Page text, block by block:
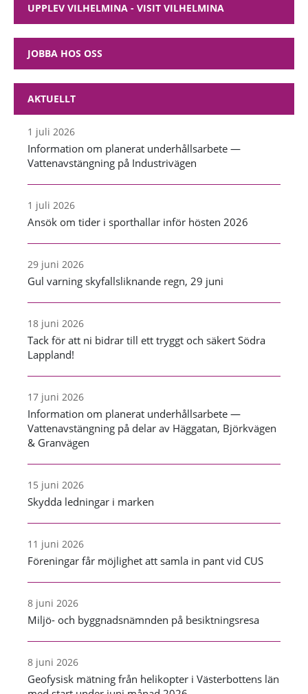
AKTUELLT
1 juli 2026
Information om planerat underhållsarbete —
Vattenavstängning på Industrivägen
1 juli 2026
Ansök om tider i sporthallar inför hösten 2026
29 juni 2026
Gul varning skyfallsliknande regn, 29 juni
18 juni 2026
Tack för att ni bidrar till ett tryggt och säkert Södra
Lappland!
17 juni 2026
Information om planerat underhållsarbete —
Vattenavstängning på delar av Häggatan, Björkvägen
& Granvägen
15 juni 2026
Skydda ledningar i marken
11 juni 2026
Föreningar får möjlighet att samla in pant vid CUS
8 juni 2026
Miljö- och byggnadsnämnden på besiktningsresa
8 juni 2026
Geofysisk mätning från helikopter i Västerbottens län
UPPLEV VILHELMINA - VISIT VILHELMINA
JOBBA HOS OSS